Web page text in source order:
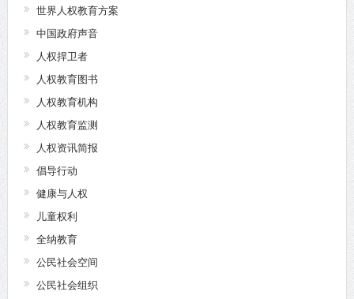
世界人权教育方案
中国政府声音
人权捍卫者
人权教育图书
人权教育机构
人权教育监测
人权资讯简报
倡导行动
健康与人权
儿童权利
全纳教育
公民社会空间
公民社会组织